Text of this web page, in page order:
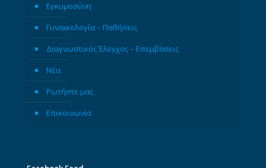
Εγκυμοσύνη
Γυναικολογία – Παθήσεις
Διαγνωστικός Έλεγχος – Επεμβάσεις
Νέα
Ρωτήστε μας
Επικοινωνία